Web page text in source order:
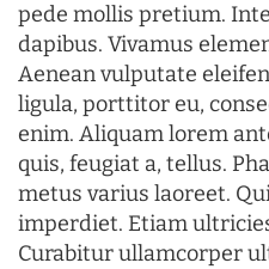
pede mollis pretium.
dapibus. Vivamus
Aenean vulputate
ligula, porttitor eu,
enim. Aliquam lorem
quis, feugiat a, tellus.
metus varius laoreet.
imperdiet. Etiam
Curabitur ullamcorper